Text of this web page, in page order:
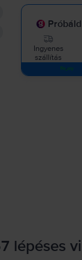
Ingyenes
szállítás
lépéses